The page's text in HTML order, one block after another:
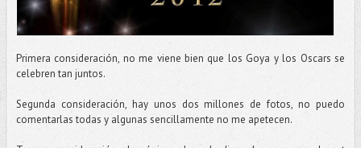
Primera consideración, no me viene bien que los Goya y los Oscars se
celebren tan juntos.
Segunda consideración, hay unos dos millones de fotos, no puedo
comentarlas todas y algunas sencillamente no me apetecen.